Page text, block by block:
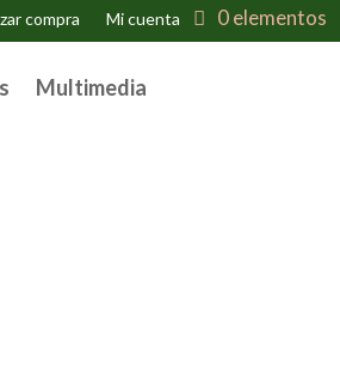
compra Mi cuenta 0 elementos
Multimedia